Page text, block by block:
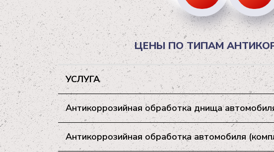
ЦЕНЫ ПО ТИПАМ
УСЛУГА
Антикоррозийная обработка днища
Антикоррозийная обработка автомобиля